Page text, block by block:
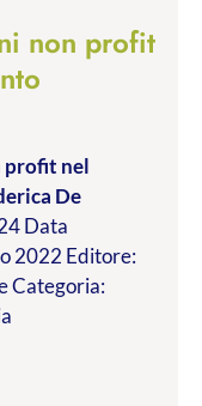
non profit
profit nel
De
Data
2022 Editore:
Categoria: